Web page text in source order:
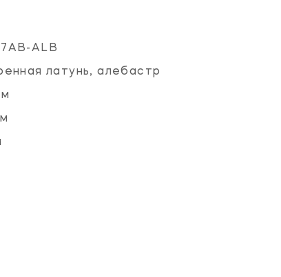
ALB
латунь, алебастр